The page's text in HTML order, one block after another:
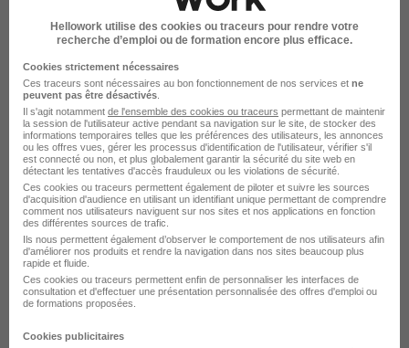
H/F
LIP Tertiaire
Lyon 2e - 69 CDI 2 300 € / mois
Voir l’offre
il y a 5 jours
Technicien Service Clients Production
- Lyon 69 H/F
Hellowork utilise des cookies ou traceurs pour rendre votre
recherche d’emploi ou de formation encore plus efficace.
Cookies strictement nécessaires
Ces traceurs sont nécessaires au bon fonctionnement de nos services et ne
peuvent pas être désactivés
Il s'agit notamment de l'ensemble des cookies ou traceurs permettant de maintenir
la session de l'utilisateur active pendant sa navigation sur le site, de stocker des
informations temporaires telles que les préférences des utilisateurs, les annonces
ou les offres vues, gérer les processus d'identification de l'utilisateur, vérifier s'il
est connecté ou non, et plus globalement garantir la sécurité du site web en
détectant les tentatives d'accès frauduleux ou les violations de sécurité.
Ces cookies ou traceurs permettent également de piloter et suivre les sources
d'acquisition d'audience en utilisant un identifiant unique permettant de comprendre
comment nos utilisateurs naviguent sur nos sites et nos applications en fonction
des différentes sources de trafic.
Ils nous permettent également d’observer le comportement de nos utilisateurs afin
d'améliorer nos produits et rendre la navigation dans nos sites beaucoup plus
rapide et fluide.
Ces cookies ou traceurs permettent enfin de personnaliser les interfaces de
consultation et d'effectuer une présentation personnalisée des offres d'emploi ou
de formations proposées.
Cookies publicitaires